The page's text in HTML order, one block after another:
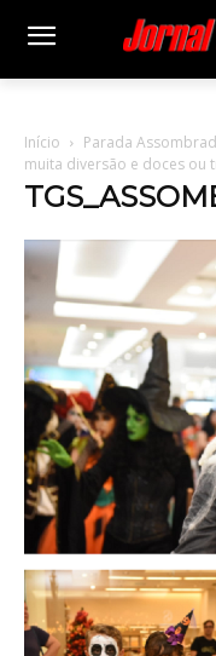
Início
Parada
muita diversão e doces ou